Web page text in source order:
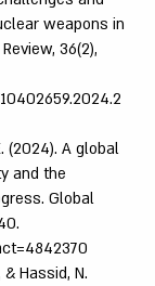
weapons in
36(2),
(2024). A global
and the
Global
& Hassid, N.